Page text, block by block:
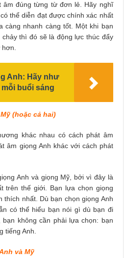
âm đúng từng từ đơn lẻ. Hãy nghĩ
thể diễn đạt được chính xác nhất
càng nhanh càng tốt. Một khi bạn
thì đó sẽ là động lực thúc đẩy
Anh: Hãy như
buổi sáng
(hoặc cả hai)
khác nhau có cách phát âm
âm giọng Anh khác với cách phát
Anh và giọng Mỹ, bởi vì đây là
trên thế giới. Bạn lựa chọn giọng
thích nhất. Dù bạn chọn giọng Anh
có thể hiểu bạn nói gì dù bạn đi
không cần phải lựa chọn: bạn
tiếng Anh.
và Mỹ